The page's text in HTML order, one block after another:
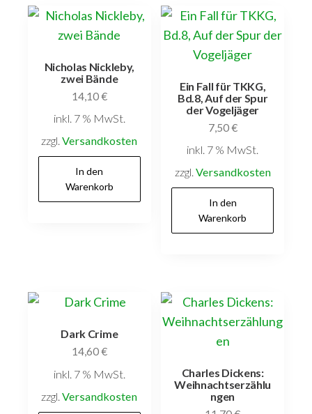
Nicholas Nickleby,
zwei Bände
14,10€
inkl. 7 % MwSt.
zzgl.Versandkosten
In den
Warenkorb
Ein Fall für TKKG,
Bd.8, Auf der Spur
der Vogeljäger
7,50€
inkl. 7 % MwSt.
zzgl. Versandkosten
In den
Warenkorb
Dark Crime
14,60€
inkl. 7 % MwSt.
zzgl.Versandkosten
Charles Dickens:
Weihnachtserzählu
ngen